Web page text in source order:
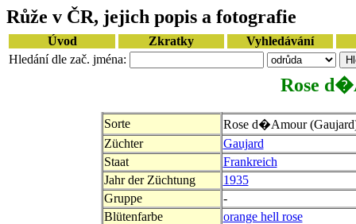
Růže v ČR, jejich popis a fotografie
Úvod Zkratky
Vyhledávání
Hledání dle zač. jména:
Rose
Sorte
Rose d�Amour
Züchter
Gaujard
Staat
Frankreich
Jahr der Züchtung
1935
Gruppe
-
Blütenfarbe
orange hell rose